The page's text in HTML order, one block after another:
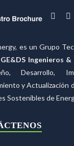
es un Grupo
GE&DS Ingenieros &
Desarrollo,
y Actualización
Sostenibles de